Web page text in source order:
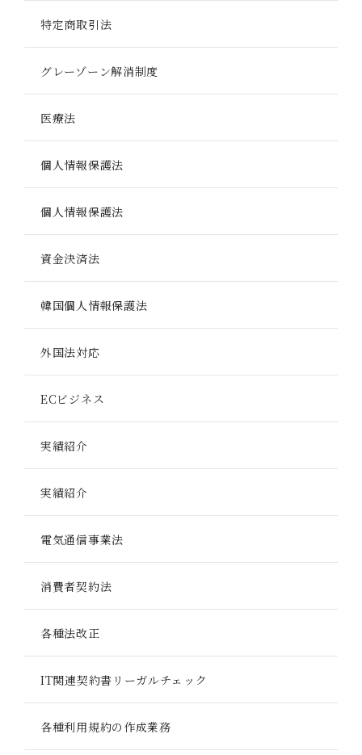
特定商取引法
グレーゾーン解消制度
医療法
個人情報保護法
個人情報保護法
資金決済法
韓国個人情報保護法
外国法対応
ECビジネス
実績紹介
実績紹介
電気通信事業法
消費者契約法
各種法改正
IT関連契約書リーガルチェック
各種利用規約の作成業務